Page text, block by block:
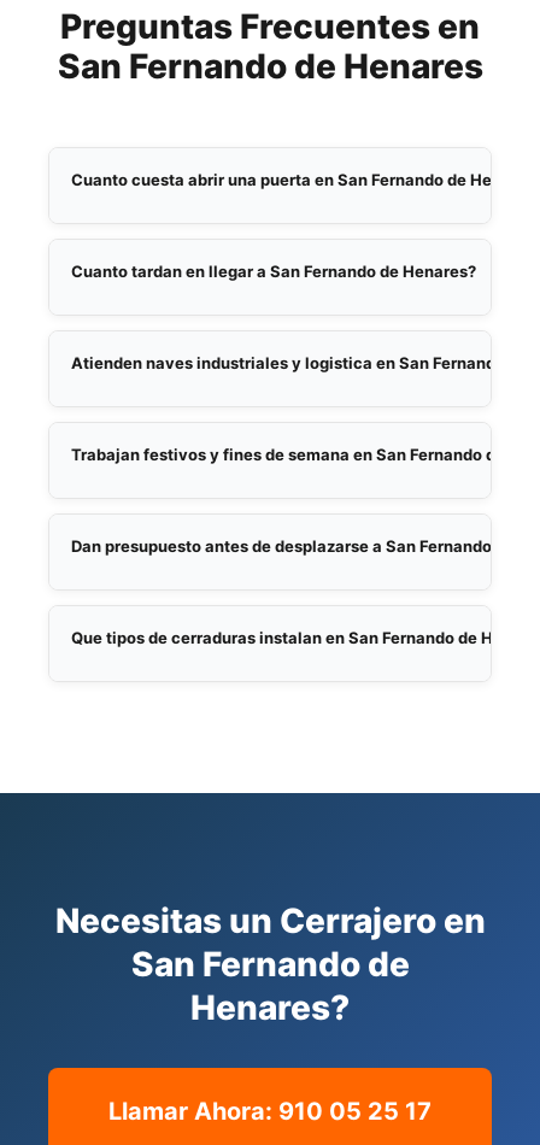
Preguntas Frecuentes en
San Fernando de Henares
Cuanto cuesta abrir una puerta en San Fernando de
El precio depende del tipo de cerradura y la
urgencia. Facilitamos presupuesto por
acordado es el precio final.
Cuanto tardan en llegar a San Fernando de Henares?
Nuestro tiempo medio de llegada en San
Fernando de Henares es de 20 minutos.
Atienden naves industriales y logistica en San Fernando?
Si, estamos especializados en aperturas y
cerraduras para naves industriales, almacenes
Trabajan festivos y fines de semana en San Fernando de
Si, servicio 24/7 los 365 dias del ano sin
recargos adicionales por festivos, noches ni
Dan presupuesto antes de desplazarse a San Fernando?
Siempre. Presupuesto cerrado por telefono
antes de desplazarnos. Confirmamos el precio
Que tipos de cerraduras instalan en San Fernando de
inmuebles.
Necesitas un Cerrajero en
San Fernando de
Henares?
Llamar Ahora: 910 05 25 17